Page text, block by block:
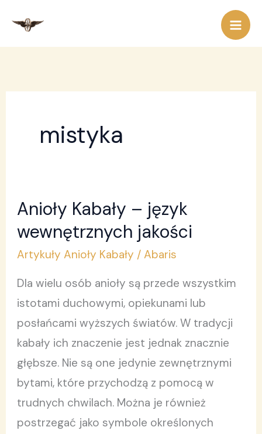
treści
mistyka
Anioły Kabały – język
wewnętrznych jakości
Artykuły Anioły Kabały /Abaris
Dla wielu osób anioły są przede wszystkim
istotami duchowymi, opiekunami lub
posłańcami wyższych światów. W tradycji
kabały ich znaczenie jest jednak znacznie
głębsze. Nie są one jedynie zewnętrznymi
bytami, które przychodzą z pomocą w
trudnych chwilach. Można je również
postrzegać jako symbole określonych
Anioły
Kabały
wewnętrznych
jakości